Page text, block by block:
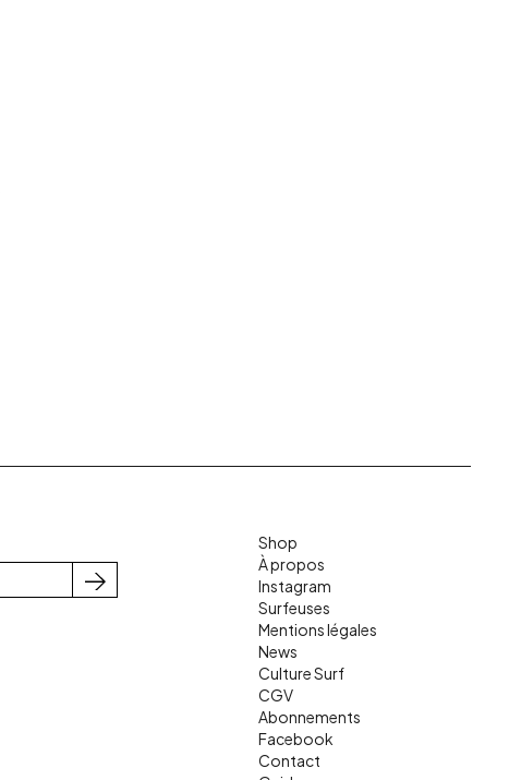
S'inscrire
Shop
À propos
Instagram
Surfeuses
Mentions légales
News
Culture Surf
CGV
Abonnements
Facebook
Contact